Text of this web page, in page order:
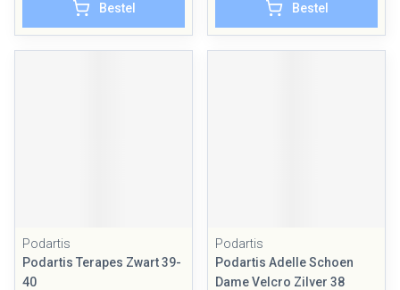
Bestel Bestel
Podartis
Podartis Terapes Zwart 39-
40
Podartis
Podartis Adelle Schoen
Dame Velcro Zilver 38